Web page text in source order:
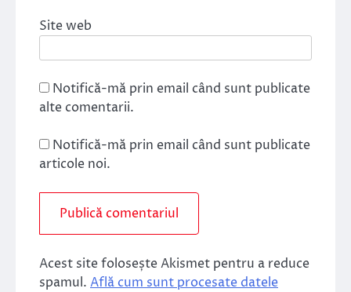
Site web
Notifică-mă prin email când sunt publicate
alte comentarii.
Notifică-mă prin email când sunt publicate
articole noi.
Acest site folosește Akismet pentru a reduce
spamul. Află cum sunt procesate datele